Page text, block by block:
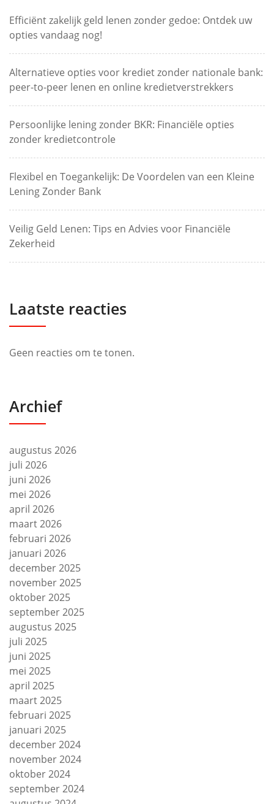
Efficiënt zakelijk geld lenen zonder gedoe: Ontdek uw
opties vandaag nog!
Alternatieve opties voor krediet zonder nationale bank:
peer-to-peer lenen en online kredietverstrekkers
Persoonlijke lening zonder BKR: Financiële opties
zonder kredietcontrole
Flexibel en Toegankelijk: De Voordelen van een Kleine
Lening Zonder Bank
Veilig Geld Lenen: Tips en Advies voor Financiële
Zekerheid
Laatste reacties
Geen reacties om te tonen.
Archief
augustus 2026
juli 2026
juni 2026
mei 2026
april 2026
maart 2026
februari 2026
januari 2026
december 2025
november 2025
oktober 2025
september 2025
augustus 2025
juli 2025
juni 2025
mei 2025
april 2025
maart 2025
februari 2025
januari 2025
december 2024
november 2024
oktober 2024
september 2024